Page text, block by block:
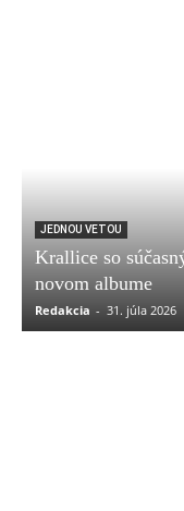
JEDNOU VETOU
Krallice so
novom albume
Redakcia - 31. júla 2026